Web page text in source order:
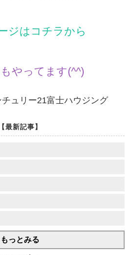
ジはコチラから
やってます(^^)
ュリー21富士ハウジング
【最新記事】
もっとみる